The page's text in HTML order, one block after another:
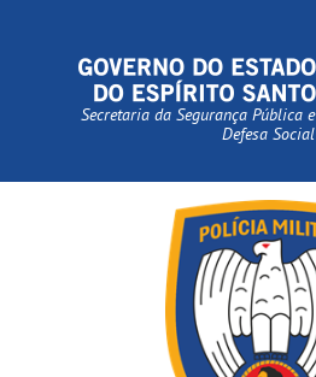
Secretaria da Segurança Pública e
Defesa Social